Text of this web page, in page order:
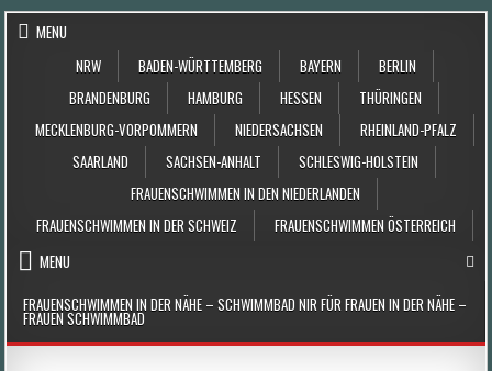
Skip to content
MENU
NRW
BADEN-WÜRTTEMBERG BAYERN
BERLIN
BRANDENBURG
HAMBURG HESSEN
THÜRINGEN
MECKLENBURG-VORPOMMERN
NIEDERSACHSEN
RHEINLAND-PFALZ
SAARLAND
SACHSEN-ANHALT
SCHLESWIG-HOLSTEIN
FRAUENSCHWIMMEN IN DEN NIEDERLANDEN
FRAUENSCHWIMMEN IN DER SCHWEIZ
FRAUENSCHWIMMEN ÖSTERREICH
MENU
FRAUENSCHWIMMEN IN DER NÄHE – SCHWIMMBAD NIR FÜR FRAUEN IN DER NÄHE –
FRAUEN SCHWIMMBAD